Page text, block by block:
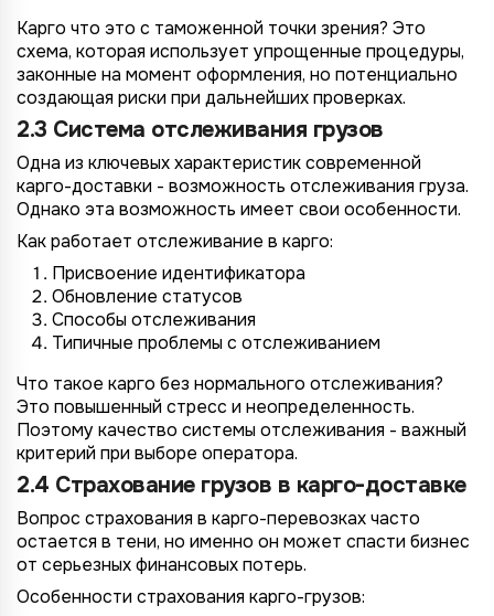
Карго что это с таможенной точки зрения? Это
схема, которая использует упрощенные процедуры,
законные на момент оформления, но потенциально
создающая риски при дальнейших проверках.
2.3 Система отслеживания грузов
Одна из ключевых характеристик современной
карго-доставки - возможность отслеживания груза.
Однако эта возможность имеет свои особенности.
Как работает отслеживание в карго:
Присвоение идентификатора
Обновление статусов
Способы отслеживания
Типичные проблемы с отслеживанием
Что такое карго без нормального отслеживания?
Это повышенный стресс и неопределенность.
Поэтому качество системы отслеживания - важный
критерий при выборе оператора.
2.4 Страхование грузов в карго-доставке
Вопрос страхования в карго-перевозках часто
остается в тени, но именно он может спасти бизнес
от серьезных финансовых потерь.
Особенности страхования карго-грузов: